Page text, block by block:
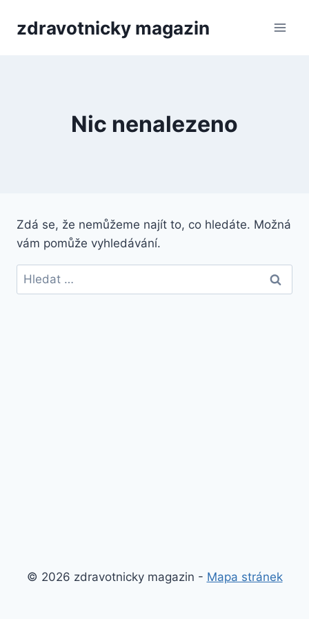
zdravotnicky magazin
Nic nenalezeno
Zdá se, že nemůžeme najít to, co hledáte. Možná
vám pomůže vyhledávání.
Vyhledávání
© 2026 zdravotnicky magazin - Mapa stránek